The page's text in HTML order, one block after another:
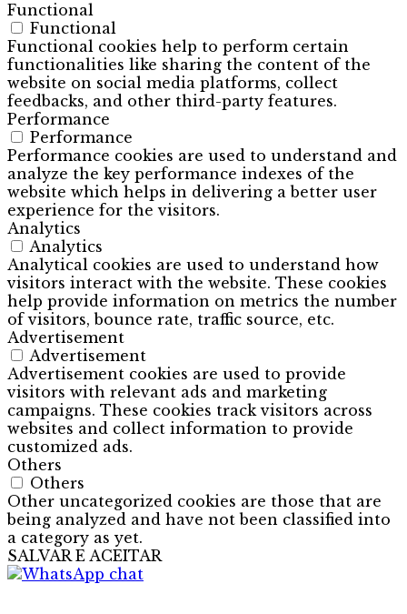
Functional
Functional
Functional cookies help to perform certain
functionalities like sharing the content of the
website on social media platforms, collect
feedbacks, and other third-party features.
Performance
Performance
Performance cookies are used to understand and
analyze the key performance indexes of the
website which helps in delivering a better user
experience for the visitors.
Analytics
Analytics
Analytical cookies are used to understand how
visitors interact with the website. These cookies
help provide information on metrics the number
of visitors, bounce rate, traffic source, etc.
Advertisement
Advertisement
Advertisement cookies are used to provide
visitors with relevant ads and marketing
campaigns. These cookies track visitors across
websites and collect information to provide
customized ads.
Others
Others
Other uncategorized cookies are those that are
being analyzed and have not been classified into
a category as yet.
SALVAR E ACEITAR